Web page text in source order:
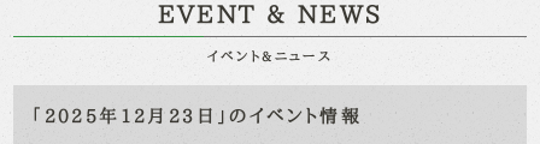
EVENT & NEWS
イベント&ニュース
「2025年12月23日」のイベント情報